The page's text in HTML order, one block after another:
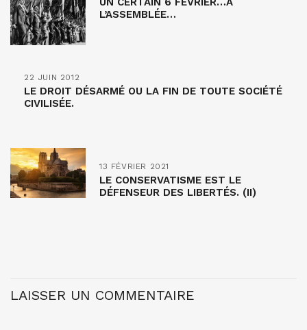
L’ASSEMBLÉE…
22 JUIN 2012
LE DROIT DÉSARMÉ OU LA FIN DE TOUTE SOCIÉTÉ
CIVILISÉE.
13 FÉVRIER 2021
LE CONSERVATISME EST LE
DÉFENSEUR DES LIBERTÉS. (II)
LAISSER UN COMMENTAIRE